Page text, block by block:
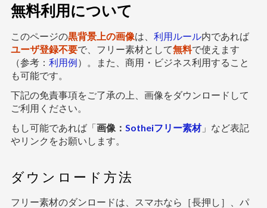
無料利用について
このページの黒背景上の画像は、 利用ルール内であれば
ユーザ登録不要で、フリー素材として無料で使えます
（参考： 利用例）。また、商用・ビジネス利用すること
も可能です。
下記の免責事項をご了承の上、画像をダウンロードして
ご利用ください。
もし可能であれば「画像： Sotheiフリー素材」など表記
やリンクをお願いします。
ダウンロード方法
フリー素材のダンロードは、スマホなら［長押し］、パ